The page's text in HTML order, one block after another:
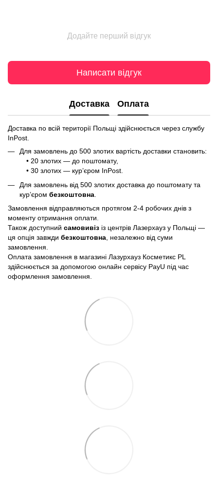
Додайте перший відгук
Написати відгук
Доставка Оплата
Доставка по всій території Польщі здійснюється через службу
InPost.
Для замовлень до 500 злотих вартість доставки становить:
• 20 злотих — до поштомату,
• 30 злотих — кур’єром InPost.
Для замовлень від 500 злотих доставка до поштомату та
кур’єром безкоштовна
Замовлення відправляються протягом 2-4 робочих днів з
моменту отримання оплати.
Також доступний самовивіз із центрів Лазерхауз у Польщі —
ця опція завжди безкоштовна , незалежно від суми
замовлення.
Оплата замовлення в магазині Лазурхауз Косметикс PL
здійснюється за допомогою онлайн сервісу PayU під час
оформлення замовлення.